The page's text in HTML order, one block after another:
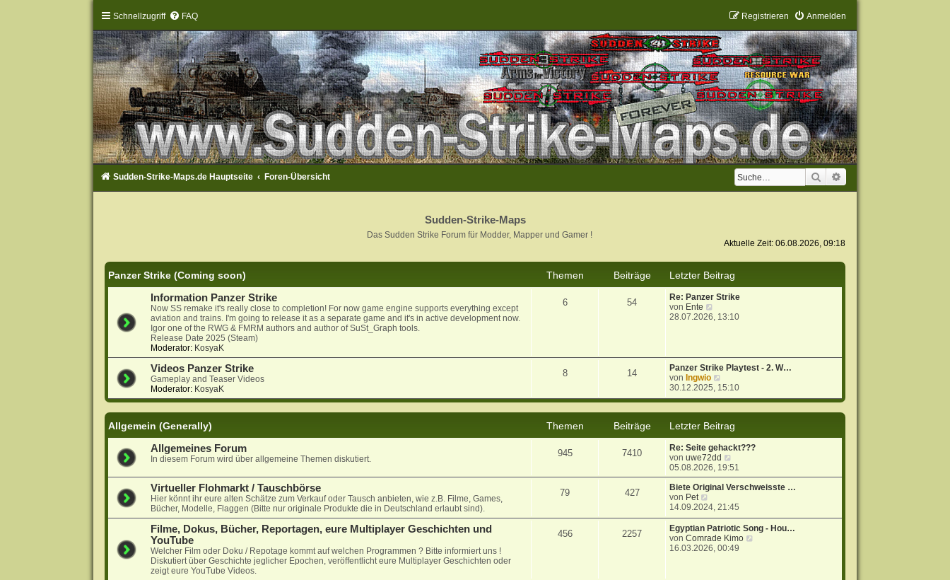
Schnellzugriff FAQ Anmelden
Registrieren
Suche
Sudden-Strike-Maps.de Hauptseite Foren-Übersicht
Sudden-Strike-Maps
Das Sudden Strike Forum für Modder, Mapper und Gamer !
Aktuelle Zeit: 06.08.2026, 09:18
Panzer Strike (Coming soon) Themen Beiträge
Letzter Beitrag
Information Panzer Strike
Now SS remake it's really close to completion! For now game engine supports everything except
aviation and trains. I'm going to release it as a separate game and it's in active development now.
Igor one of the RWG & FMRM authors and author of SuSt_Graph tools.
Release Date 2025 (Steam)
Moderator: KosyaK
6 54
Re: Panzer Strike
von Ente
e
t
e
r
B
i
t
r
g
28.07.2026, 13:10
Videos Panzer Strike
Gameplay and Teaser Videos
Moderator: KosyaK
8 14
Panzer Strike Playtest - 2. W…
von Ingwio
e
u
t
e
r
B
e
i
t
a
g
30.12.2025, 15:10
Allgemein (Generally) Themen Beiträge
Letzter Beitrag
Allgemeines Forum
In diesem Forum wird über allgemeine Themen diskutiert.
945 7410
Re: Seite gehackt???
vonuwe72dd
e
u
e
t
e
r
B
e
05.08.2026, 19:51
Virtueller Flohmarkt / Tauschbörse
Hier könnt ihr eure alten Schätze zum Verkauf oder Tausch anbieten, wie z.B. Filme, Games,
Bücher, Modelle, Flaggen (Bitte nur originale Produkte die in Deutschland erlaubt sind).
79 427
Biete Original Verschweisste …
von Pet
e
u
e
s
t
14.09.2024, 21:45
Filme, Dokus, Bücher, Reportagen, eure Multiplayer Geschichten und
YouTube
Welcher Film oder Doku / Repotage kommt auf welchen Programmen ? Bitte informiert uns !
Diskutiert über Geschichte jeglicher Epochen, veröffentlicht eure Multiplayer Geschichten oder
zeigt eure YouTube Videos.
456 2257
Egyptian Patriotic Song - Hou…
vonComrade Kimo
16.03.2026, 00:49